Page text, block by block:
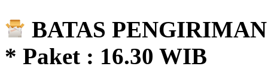
BATAS
* Paket : 16.30 WIB